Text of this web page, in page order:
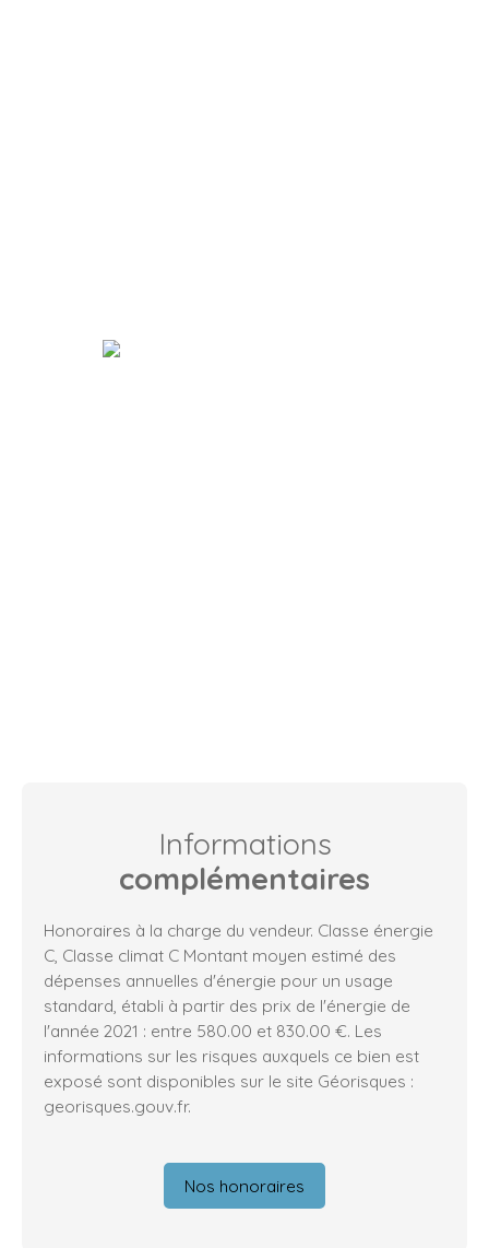
Informations
complémentaires
Honoraires à la charge du vendeur. Classe énergie
C, Classe climat C Montant moyen estimé des
dépenses annuelles d'énergie pour un usage
standard, établi à partir des prix de l'énergie de
l'année 2021 : entre 580.00 et 830.00 €. Les
informations sur les risques auxquels ce bien est
exposé sont disponibles sur le site Géorisques :
georisques.gouv.fr.
Nos honoraires